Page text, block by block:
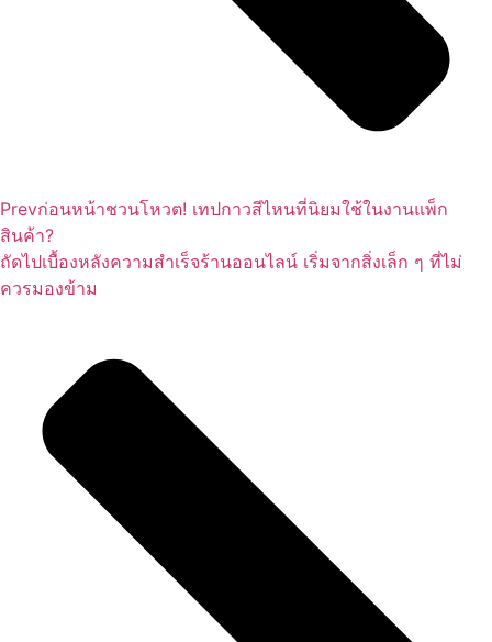
Prevก่อนหน้าชวนโหวต! เทปกาวสีไหนที่นิยมใช้ในงานแพ็ก
สินค้า?
ถัดไปเบื้องหลังความสำเร็จร้านออนไลน์ เริ่มจากสิ่งเล็ก ๆ ที่ไม่
ควรมองข้าม